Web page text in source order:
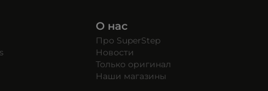
О нас
Про SuperStep
Новости
Только оригинал
Наши магазины